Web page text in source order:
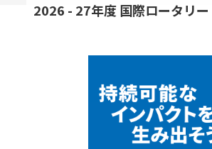
2026 - 27年度 国際ロータリ